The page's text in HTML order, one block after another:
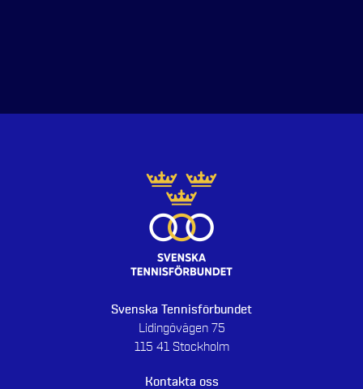
Svenska Tennisförbundet
Lidingövägen 75
115 41 Stockholm
Kontakta oss